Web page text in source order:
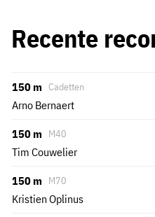
Recente
150 m
Arno Bernaert
Cadetten
150 m
Tim Couwelier
M40
150 m
Kristien Oplinus
M70